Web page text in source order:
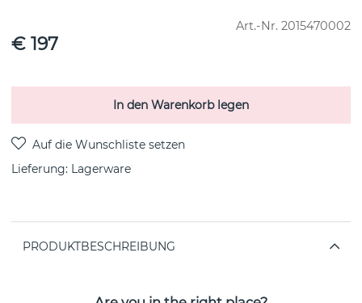
Art.-Nr. 2015470002
€ 197
In den Warenkorb legen
Lieferung: Lagerware
PRODUKTBESCHREIBUNG